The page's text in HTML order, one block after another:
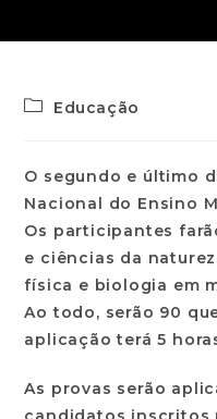
Educação
O segundo e último
Nacional do Ensino
Os participantes
e ciências da
física e biologia em
Ao todo, serão 90
aplicação terá 5
As provas serão